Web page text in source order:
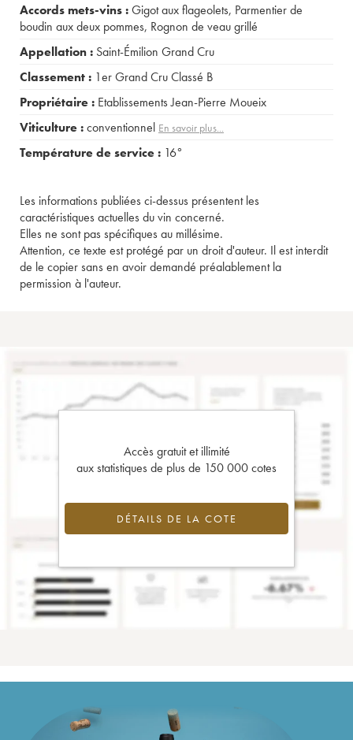
Accords mets-vins :Gigot aux flageolets, Parmentier de
boudin aux deux pommes, Rognon de veau grillé
Appellation : Saint-Émilion Grand Cru
Classement : 1er Grand Cru Classé B
Propriétaire : Etablissements Jean-Pierre Moueix
Viticulture :conventionnel En savoir plus...
Température de service : 16°
Les informations publiées ci-dessus présentent les
caractéristiques actuelles du vin concerné.
Elles ne sont pas spécifiques au millésime.
Attention, ce texte est protégé par un droit d'auteur. Il est interdit
de le copier sans en avoir demandé préalablement la
permission à l'auteur.
Accès gratuit et illimité
aux statistiques de plus de 150 000 cotes
DÉTAILS DE LA COTE